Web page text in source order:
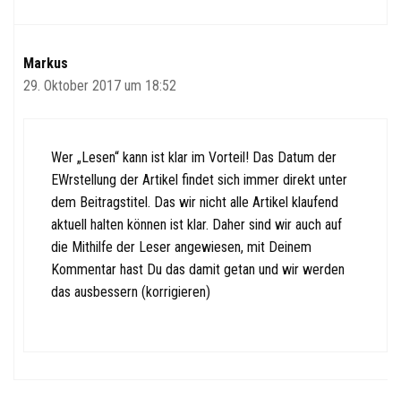
Markus
29. Oktober 2017 um 18:52
Wer „Lesen“ kann ist klar im Vorteil! Das Datum der
EWrstellung der Artikel findet sich immer direkt unter
dem Beitragstitel. Das wir nicht alle Artikel klaufend
aktuell halten können ist klar. Daher sind wir auch auf
die Mithilfe der Leser angewiesen, mit Deinem
Kommentar hast Du das damit getan und wir werden
das ausbessern (korrigieren)